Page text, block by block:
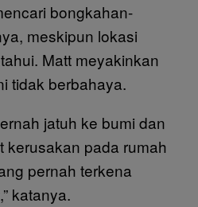
bongkahan-
meskipun lokasi
Matt meyakinkan
tidak berbahaya.
jatuh ke bumi dan
kerusakan pada rumah
pernah terkena
katanya.